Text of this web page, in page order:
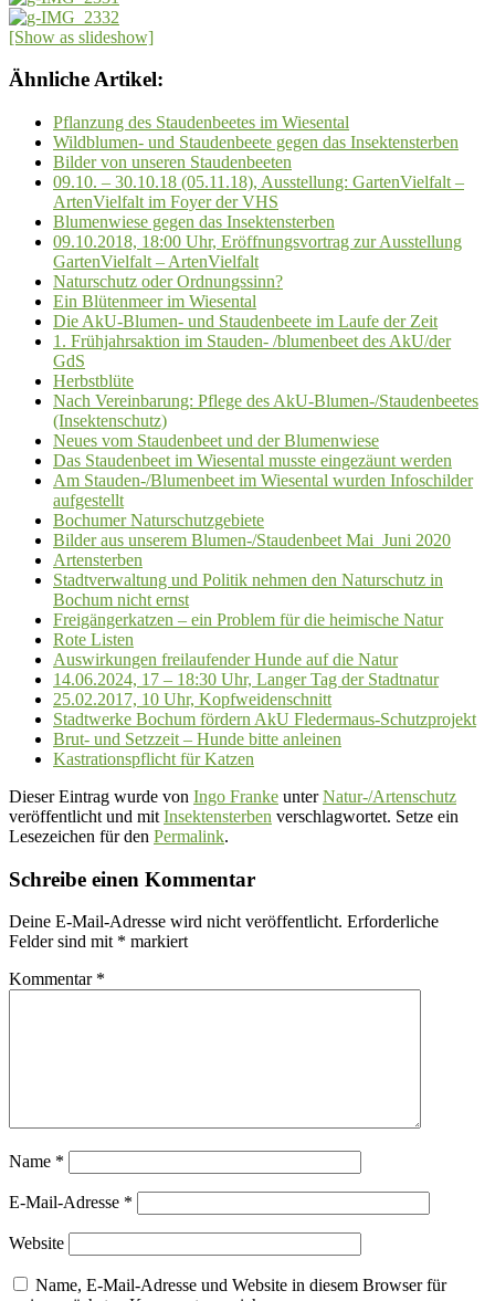
[Show as slideshow]
Ähnliche Artikel:
Pflanzung des Staudenbeetes im Wiesental
Wildblumen- und Staudenbeete gegen das Insektensterben
Bilder von unseren Staudenbeeten
09.10. – 30.10.18 (05.11.18), Ausstellung: GartenVielfalt –
ArtenVielfalt im Foyer der VHS
Blumenwiese gegen das Insektensterben
09.10.2018, 18:00 Uhr, Eröffnungsvortrag zur Ausstellung
GartenVielfalt – ArtenVielfalt
Naturschutz oder Ordnungssinn?
Ein Blütenmeer im Wiesental
Die AkU-Blumen- und Staudenbeete im Laufe der Zeit
1. Frühjahrsaktion im Stauden- /blumenbeet des AkU/der
GdS
Herbstblüte
Nach Vereinbarung: Pflege des AkU-Blumen-/Staudenbeetes
(Insektenschutz)
Neues vom Staudenbeet und der Blumenwiese
Das Staudenbeet im Wiesental musste eingezäunt werden
Am Stauden-/Blumenbeet im Wiesental wurden Infoschilder
aufgestellt
Bochumer Naturschutzgebiete
Bilder aus unserem Blumen-/Staudenbeet Mai_Juni 2020
Artensterben
Stadtverwaltung und Politik nehmen den Naturschutz in
Bochum nicht ernst
Freigängerkatzen – ein Problem für die heimische Natur
Rote Listen
Auswirkungen freilaufender Hunde auf die Natur
14.06.2024, 17 – 18:30 Uhr, Langer Tag der Stadtnatur
25.02.2017, 10 Uhr, Kopfweidenschnitt
Stadtwerke Bochum fördern AkU Fledermaus-Schutzprojekt
Brut- und Setzzeit – Hunde bitte anleinen
Kastrationspflicht für Katzen
Dieser Eintrag wurde von Ingo Franke unterNatur-/Artenschutz
veröffentlicht und mit Insektensterben verschlagwortet. Setze ein
Lesezeichen für den Permalink.
Schreibe einen Kommentar
Deine E-Mail-Adresse wird nicht veröffentlicht. Erforderliche
Felder sind mit * markiert
Kommentar *
Name *
E-Mail-Adresse *
Website
Name, E-Mail-Adresse und Website in diesem Browser für